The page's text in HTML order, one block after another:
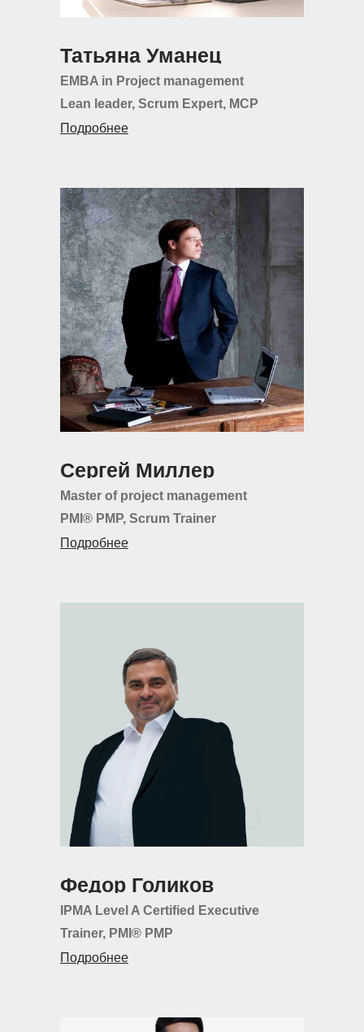
Татьяна Уманец
EMBA in Project management
Lean leader, Scrum Expert, MCP
Подробнее
Подробнее
Сергей Миллер
Master of project management
PMI® РМР, Scrum Trainer
Подробнее
Федор Голиков
IPMA Level A Certified Executive
Trainer, PMI® РМР